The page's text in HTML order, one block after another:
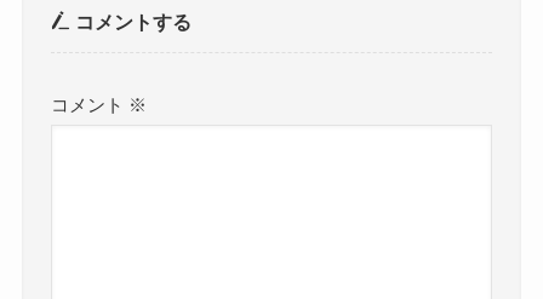
コメントする
コメント ※